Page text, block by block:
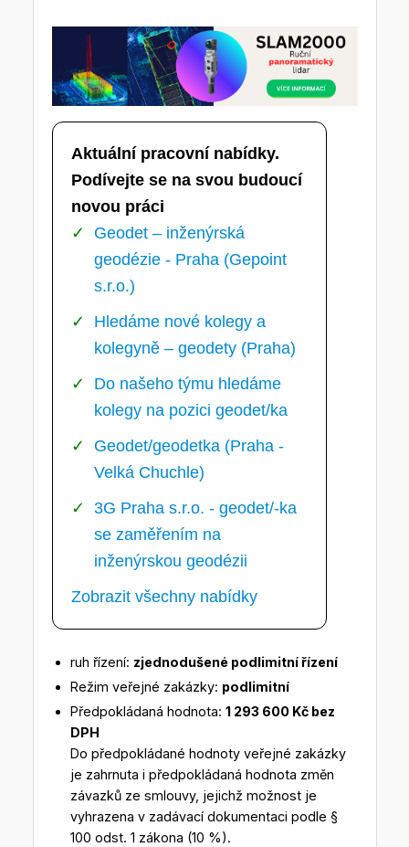
Aktuální pracovní nabídky.
Podívejte se na svou budoucí
novou práci
Geodet – inženýrská
geodézie - Praha (Gepoint
s.r.o.)
Hledáme nové kolegy a
kolegyně – geodety (Praha)
Do našeho týmu hledáme
kolegy na pozici geodet/ka
Geodet/geodetka (Praha -
Velká Chuchle)
3G Praha s.r.o. - geodet/-ka
se zaměřením na
inženýrskou geodézii
Zobrazit všechny nabídky
ruh řízení: zjednodušené podlimitní řízení
Režim veřejné zakázky: podlimitní
Předpokládaná hodnota: 1 293 600 Kč bez
DPH
Do předpokládané hodnoty veřejné zakázky
je zahrnuta i předpokládaná hodnota změn
závazků ze smlouvy, jejichž možnost je
vyhrazena v zadávací dokumentaci podle §
100 odst. 1 zákona (10 %).